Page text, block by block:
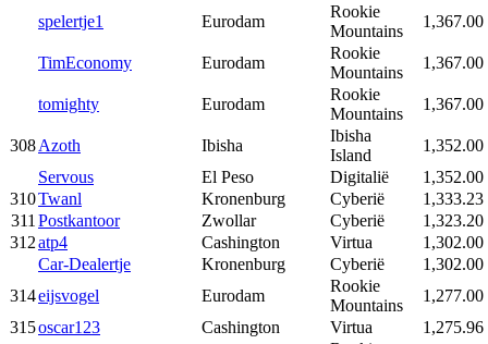
spelertje1 Eurodam
Rookie
Mountains
1,367.00
TimEconomy Eurodam
Rookie
Mountains
1,367.00
tomighty Eurodam
Rookie
Mountains
1,367.00
308Azoth Ibisha
Ibisha
Island
1,352.00
Servous
El Peso Digitalië
1,352.00
310Twanl Kronenburg Cyberië
1,333.23
311 Postkantoor Zwollar Cyberië
1,323.20
312atp4 Cashington Virtua
1,302.00
Car-Dealertje
Kronenburg Cyberië
1,302.00
314eijsvogel Eurodam
Rookie
Mountains
1,277.00
315oscar123 Cashington Virtua
1,275.96